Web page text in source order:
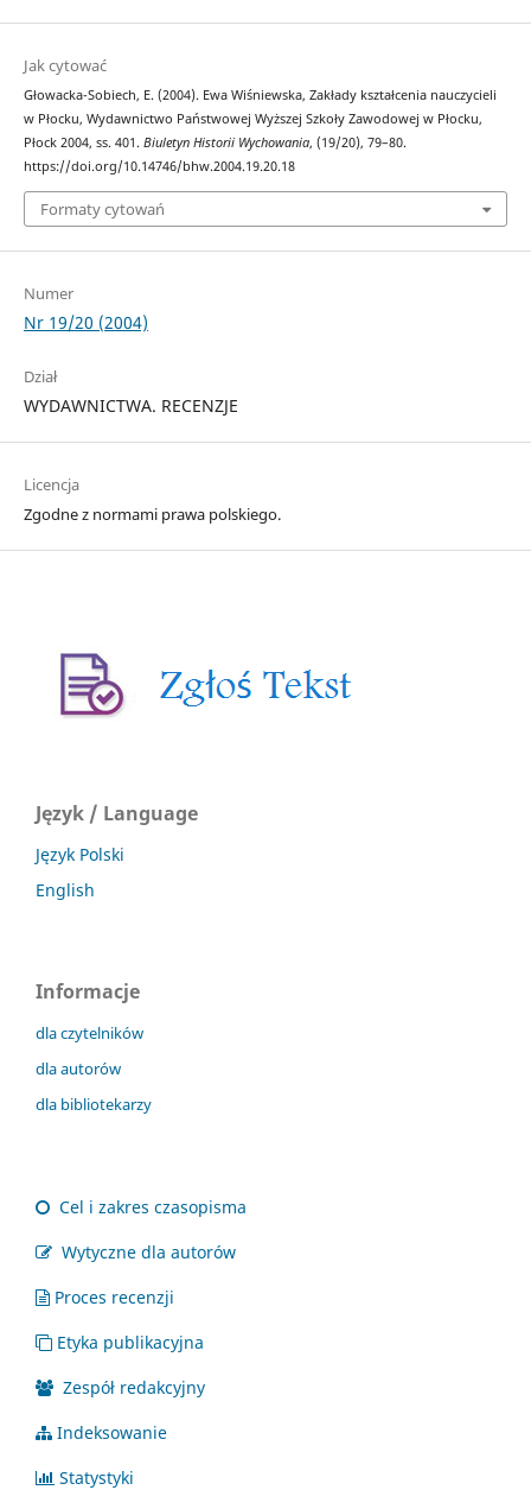
Jak cytować
Głowacka-Sobiech, E. (2004). Ewa Wiśniewska, Zakłady kształcenia nauczycieli
w Płocku, Wydawnictwo Państwowej Wyższej Szkoły Zawodowej w Płocku,
Płock 2004, ss. 401. Biuletyn Historii Wychowania, (19/20), 79–80.
https://doi.org/10.14746/bhw.2004.19.20.18
Formaty cytowań
Numer
Nr 19/20 (2004)
Dział
WYDAWNICTWA. RECENZJE
Licencja
Zgodne z normami prawa polskiego.
Język / Language
Język Polski
English
Informacje
dla czytelników
dla autorów
dla bibliotekarzy
Cel i zakres czasopisma
Wytyczne dla autorów
Proces recenzji
Etyka publikacyjna
Zespół redakcyjny
Indeksowanie
Statystyki